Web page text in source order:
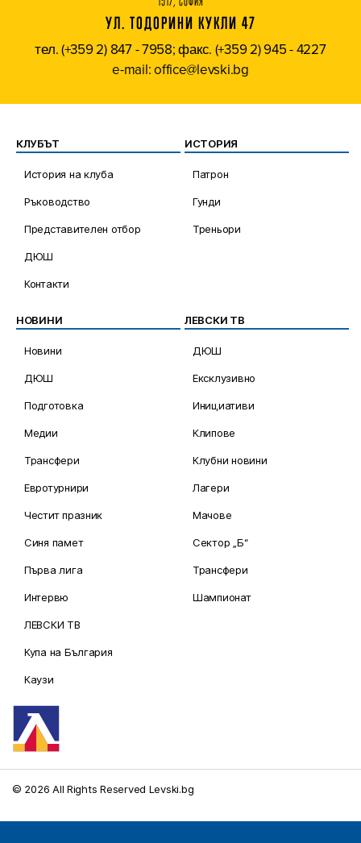
УЛ. ТОДОРИНИ КУКЛИ 47
тел. (+359 2) 847 - 7958; факс. (+359 2) 945 - 4227
e-mail: office@levski.bg
КЛУБЪТ
История на клуба
Ръководство
Представителен отбор
ДЮШ
Контакти
ИСТОРИЯ
Патрон
Гунди
Треньори
НОВИНИ
Новини
ДЮШ
Подготовка
Медии
Трансфери
Евротурнири
Честит празник
Синя памет
Първа лига
Интервю
ЛЕВСКИ ТВ
Купа на България
Каузи
ЛЕВСКИ ТВ
ДЮШ
Ексклузивно
Инициативи
Клипове
Клубни новини
Лагери
Мачове
Сектор „Б“
Трансфери
Шампионат
© 2026 All Rights Reserved Levski.bg